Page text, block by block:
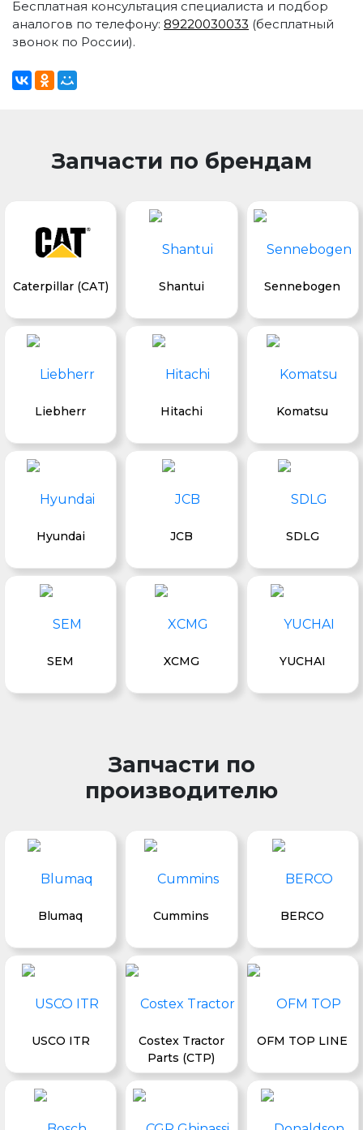
Бесплатная консультация специалиста и подбор
аналогов по телефону: 89220030033 (бесплатный
звонок по России).
Запчасти по брендам
Caterpillar (CAT) Shantui Sennebogen
Liebherr Hitachi Komatsu
Hyundai JCB SDLG
SEM XCMG YUCHAI
Запчасти по
производителю
Blumaq Cummins BERCO
USCO ITR
Costex Tractor
Parts (CTP)
OFM TOP LINE